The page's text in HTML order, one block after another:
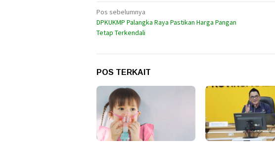
Navigasi
pos
Pos sebelumnya
DPKUKMP Palangka Raya Pastikan Harga Pangan
Tetap Terkendali
POS TERKAIT